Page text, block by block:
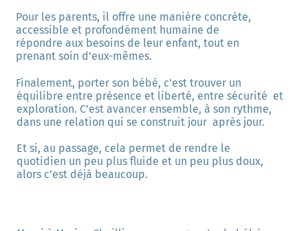
Pour les parents, il offre une manière concrète,
accessible et profondément humaine de
répondre aux besoins de leur enfant, tout en
prenant soin d’eux-mêmes.
Finalement, porter son bébé, c’est trouver un
équilibre entre présence et liberté, entre sécurité  et
exploration. C’est avancer ensemble, à son rythme,
dans une relation qui se construit jour  après jour.
Et si, au passage, cela permet de rendre le
quotidien un peu plus fluide et un peu plus doux,
alors c’est déjà beaucoup.